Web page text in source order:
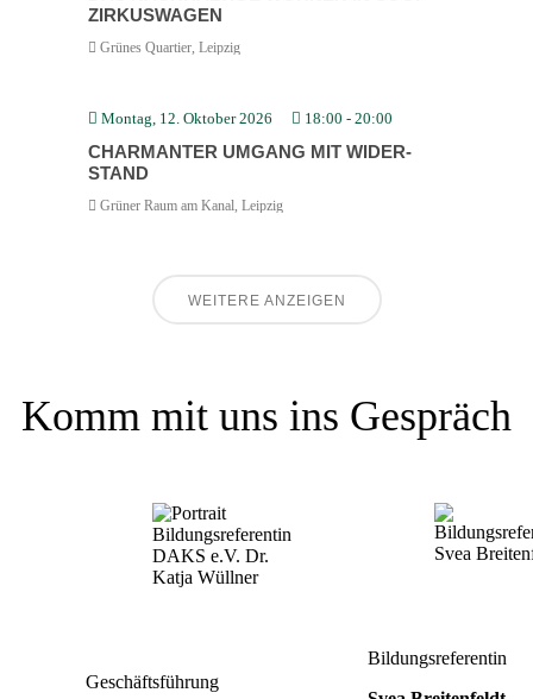
ZIRKUS­WAGEN
Grünes Quartier, Leipzig
Montag, 12. Oktober 2026 18:00 - 20:00
CHARMANTER UMGANG MIT WIDER­
STAND
Grüner Raum am Kanal, Leipzig
WEITERE ANZEIGEN
Komm mit uns ins Gespräch
Geschäftsführung
Bildungsreferentin